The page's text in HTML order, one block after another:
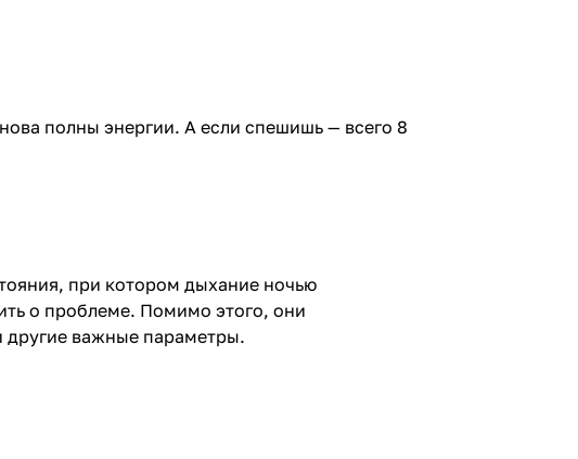
полны энергии. А если спешишь — всего 8
при котором дыхание ночью
о проблеме. Помимо этого, они
другие важные параметры.